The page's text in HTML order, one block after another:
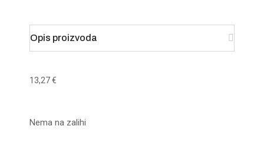
Opis proizvoda
13,27€
Nema na zalihi